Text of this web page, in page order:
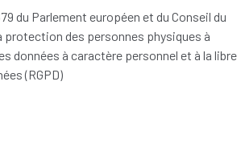
du Parlement européen et du Conseil du
protection des personnes physiques à
données à caractère personnel et à la libre
(RGPD)